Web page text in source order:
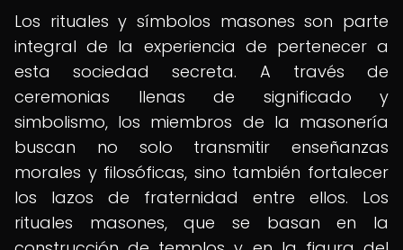
Los rituales y símbolos masones son parte
integral de la experiencia de pertenecer a
esta sociedad secreta. A través de
ceremonias llenas de significado y
simbolismo, los miembros de la masonería
buscan no solo transmitir enseñanzas
morales y filosóficas, sino también fortalecer
los lazos de fraternidad entre ellos. Los
rituales masones, que se basan en la